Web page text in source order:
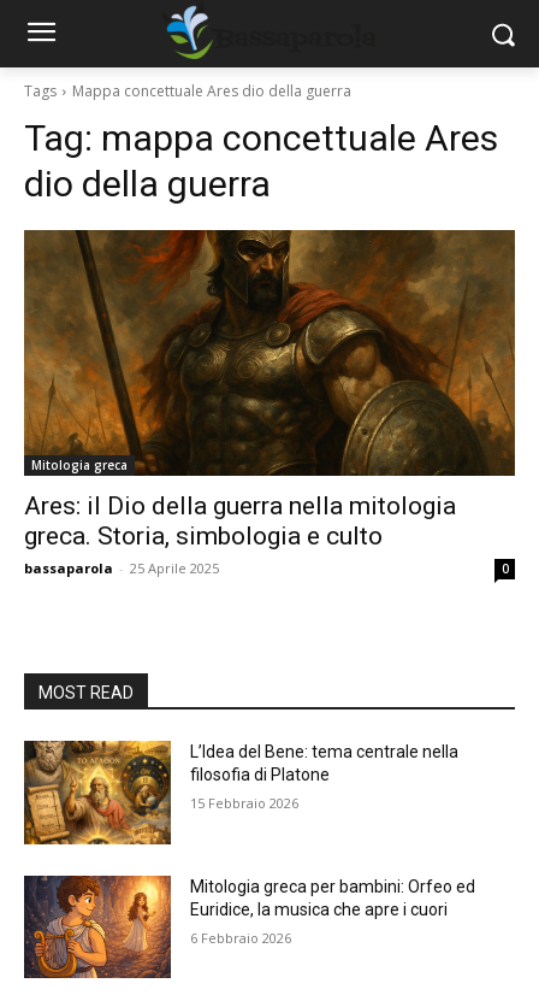
Tags Mappa concettuale Ares dio della guerra
Tag: mappa concettuale Ares
dio della guerra
Mitologia greca
Ares: il Dio della guerra nella mitologia
greca. Storia, simbologia e culto
bassaparola - 25 Aprile 2025 0
MOST READ
L’Idea del Bene: tema centrale nella
filosofia di Platone
15 Febbraio 2026
Mitologia greca per bambini: Orfeo ed
Euridice, la musica che apre i cuori
6 Febbraio 2026